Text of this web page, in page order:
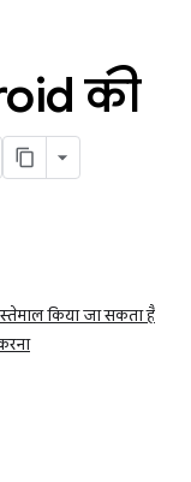
की
किया जा सकता है